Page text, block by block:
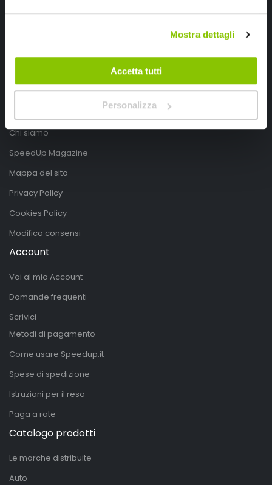
Mostra dettagli
Accetta tutti
Personalizza
Via Montello 46
Treviso, Italy 31040
Chi siamo
SpeedUp Magazine
Mappa del sito
Privacy Policy
Cookies Policy
Modifica consensi
Account
Vai al mio Account
Domande frequenti
Scrivici
Metodi di pagamento
Come usare Speedup.it
Spese di spedizione
Istruzioni per il reso
Paga a rate
Catalogo prodotti
Le marche distribuite
Auto